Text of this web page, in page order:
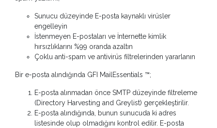
Sunucu düzeyinde E-posta kaynaklı virüsler
engelleyin
İstenmeyen E-postaları ve İnternette kimlik
hırsızlıklarını %99 oranda azaltın
Çoklu anti-spam ve antivirüs filtrelerinden yararlanın
Bir e-posta alındığında GFI MailEssentials ™;
E-posta alınmadan önce SMTP düzeyinde filtreleme
(Directory Harvesting and Greylist) gerçekleştirilir.
E-posta alındığında, bunun sunucuda ki adres
listesinde olup olmadığını kontrol edilir. E-posta